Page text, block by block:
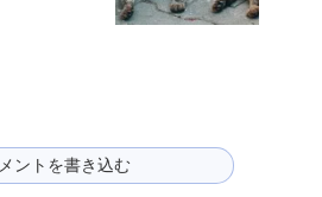
ントを書き込む